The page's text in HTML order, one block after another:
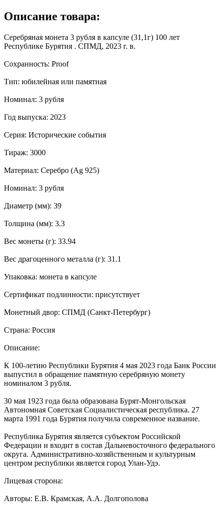
Описание товара:
Серебряная монета 3 рубля в капсуле (31,1г) 100 лет
Республике Бурятия . СПМД, 2023 г. в.
Сохранность: Proof
Тип: юбилейная или памятная
Номинал: 3 рубля
Год выпуска: 2023
Серия: Исторические события
Тираж: 3000
Материал: Серебро (Ag 925)
Номинал: 3 рубля
Диаметр (мм): 39
Толщина (мм): 3.3
Вес монеты (г): 33.94
Вес драгоценного металла (г): 31.1
Упаковка: монета в капсуле
Сертификат подлинности: присутствует
Монетный двор: СПМД (Санкт-Петербург)
Страна: Россия
Описание:
К 100-летию Республики Бурятия 4 мая 2023 года Банк России
выпустил в обращение памятную серебряную монету
номиналом 3 рубля.
30 мая 1923 года была образована Бурят-Монгольская
Автономная Советская Социалистическая республика. 27
марта 1991 года Бурятия получила современное название.
Республика Бурятия является субъектом Российской
Федерации и входит в состав Дальневосточного федерального
округа. Административно-хозяйственным и культурным
центром республики является город Улан-Удэ.
Лицевая сторона:
Авторы: Е.В. Крамская, А.А. Долгополова